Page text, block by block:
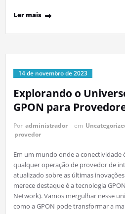
Ler mais
14 de novembro de 2023
Explorando o
GPON para
Por administrador em
provedor
Em um mundo onde a conectividade
qualquer operação de provedor de
atualizado sobre as últimas
merece destaque é a tecnologia
Network). Vamos mergulhar nesse
como a GPON pode transformar a